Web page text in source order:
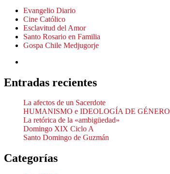
Evangelio Diario
Cine Católico
Esclavitud del Amor
Santo Rosario en Familia
Gospa Chile Medjugorje
Entradas recientes
La afectos de un Sacerdote
HUMANISMO e IDEOLOGÍA DE GÉNERO
La retórica de la «ambigüedad»
Domingo XIX Ciclo A
Santo Domingo de Guzmán
Categorías